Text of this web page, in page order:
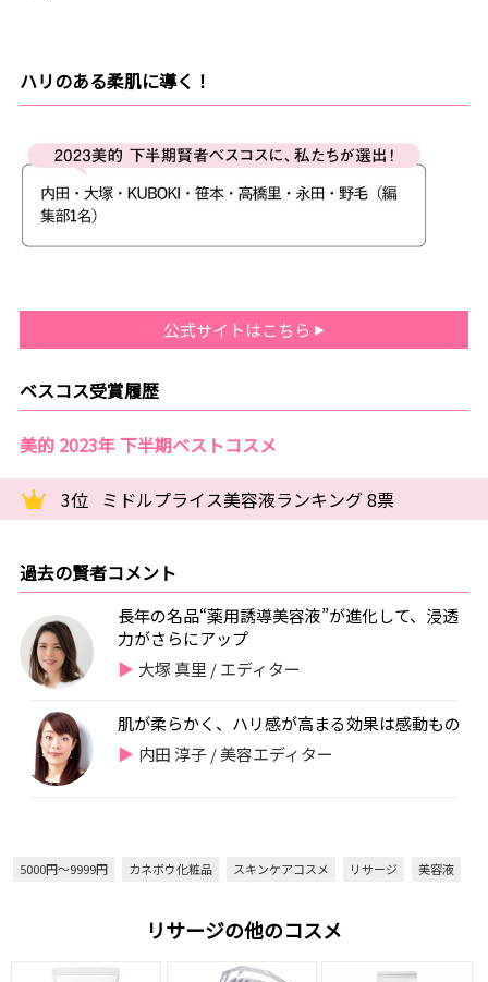
ハリのある柔肌に導く！
公式サイトはこちら
ベスコス受賞履歴
美的 2023年 下半期ベストコスメ
3位 ミドルプライス美容液ランキング 8票
過去の賢者コメント
長年の名品“薬用誘導美容液”が進化して、浸透
力がさらにアップ
大塚 真里 / エディター
肌が柔らかく、ハリ感が高まる効果は感動もの
内田 淳子 / 美容エディター
5000円～9999円 カネボウ化粧品 スキンケアコスメ リサージ 美容液
リサージの他のコスメ